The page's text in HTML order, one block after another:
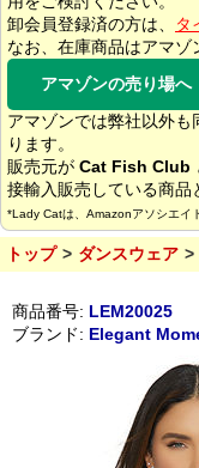
卸会員登録済の方は、
タ
なお、在庫商品はアマゾ
アマゾンの売り場へ
アマゾンでは弊社以外
ります。
販売元が Cat Fish Club
接輸入販売している商品
*Lady Catは、Amazonアソシエイ
トップ ダンスウェア
商品番号: LEM20025
ブランド: Elegant